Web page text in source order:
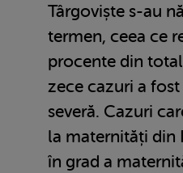
Târgoviște s-au
termen, ceea ce
procente din
zece cazuri a
severă. Cazuri
la maternități din
în grad a